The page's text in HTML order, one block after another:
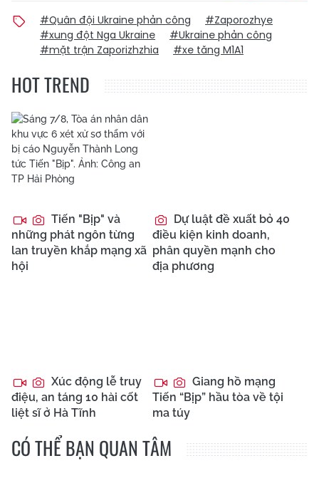
#Quân đội Ukraine phản công
#Zaporozhye
#xung đột Nga Ukraine
#Ukraine phản công
#mặt trận Zaporizhzhia
#xe tăng M1A1
HOT TREND
Tiến "Bịp" và
những phát ngôn từng
lan truyền khắp mạng xã
hội
Dự luật đề xuất bỏ 40
điều kiện kinh doanh,
phân quyền mạnh cho
địa phương
Xúc động lễ truy
điệu, an táng 10 hài cốt
liệt sĩ ở Hà Tĩnh
Giang hồ mạng
Tiến “Bịp” hầu tòa về tội
ma túy
CÓ THỂ BẠN QUAN TÂM